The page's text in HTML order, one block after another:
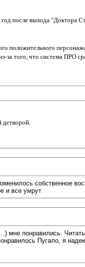
после выхода "Доктора
положительного
того, что система ПРО
детворой.
собственное
и все умрут
мне понравились.
Пугало, я